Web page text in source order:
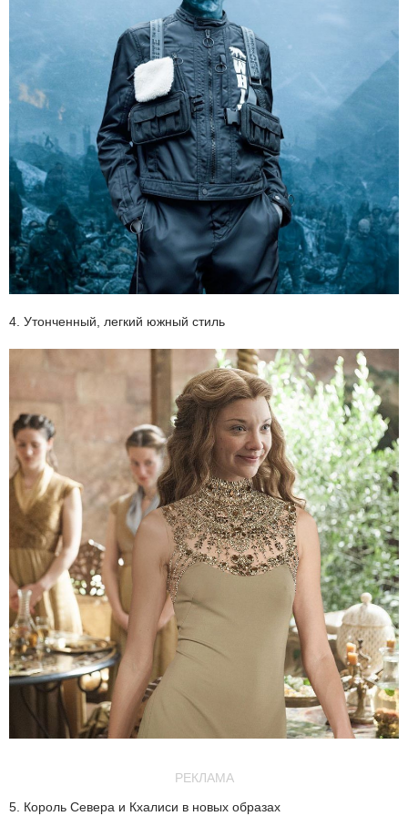
4. Утонченный, легкий южный стиль
РЕКЛАМА
5. Король Севера и Кхалиси в новых образах